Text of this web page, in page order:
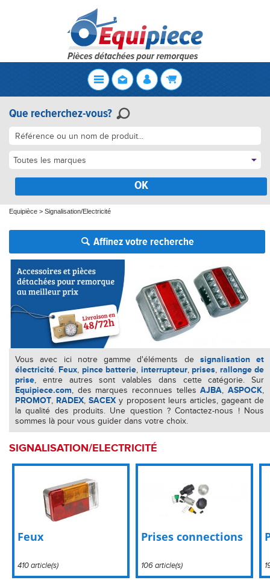
Que recherchez-vous?
Toutes les marques
OK
Equipièce > Signalisation/Electricité
Affinez votre recherche
Vous avec ici notre gamme d'éléments de signalisation et
électricité. Feux, pince batterie, interrupteur,prises, rallonge de
prise, entre autres sont valables dans cette catégorie. Sur
Equipiece.com, des marques reconnues tellesAJBA,ASPOCK,
PROMOT, RADEX,SACEXy proposent leurs articles, gageant de
la qualité des produits. Une question ? Contactez-nous ! Nous
sommes là pour vous guider dans votre choix.
SIGNALISATION/ELECTRICITÉ
Feux
410 article(s)
Prises connections
106 article(s)